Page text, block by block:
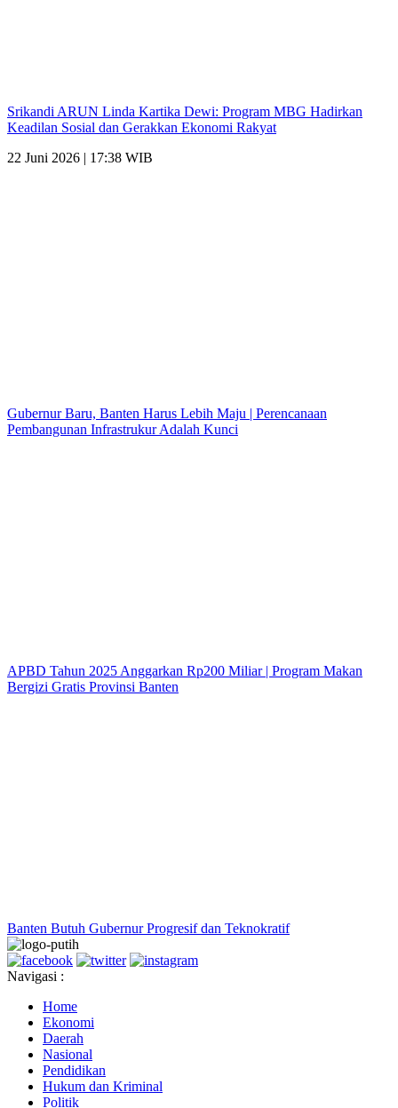
Srikandi ARUN Linda Kartika Dewi: Program MBG Hadirkan
Keadilan Sosial dan Gerakkan Ekonomi Rakyat
22 Juni 2026 | 17:38 WIB
Gubernur Baru, Banten Harus Lebih Maju | Perencanaan
Pembangunan Infrastrukur Adalah Kunci
APBD Tahun 2025 Anggarkan Rp200 Miliar | Program Makan
Bergizi Gratis Provinsi Banten
Banten Butuh Gubernur Progresif dan Teknokratif
Navigasi :
Home
Ekonomi
Daerah
Nasional
Pendidikan
Hukum dan Kriminal
Politik